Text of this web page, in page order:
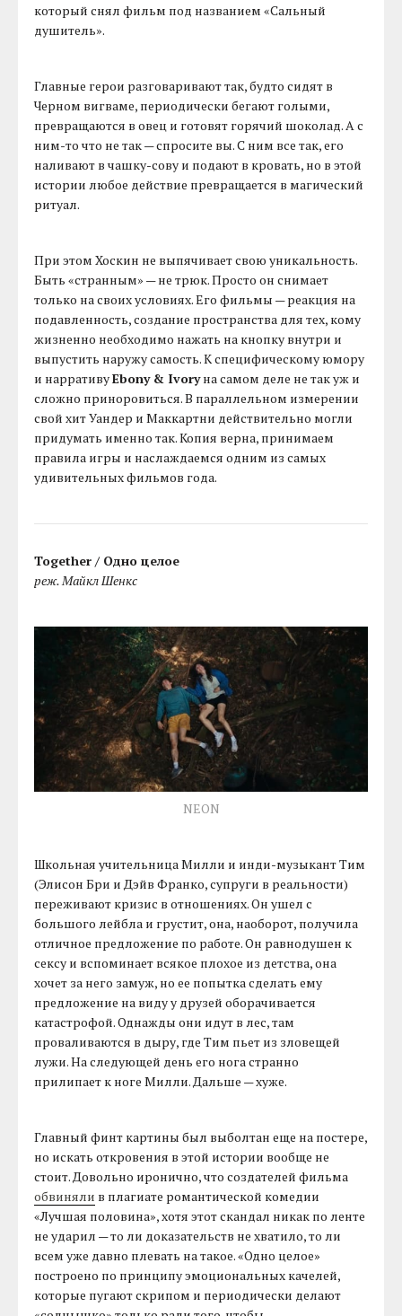
который снял фильм под названием «Сальный
душитель».
Главные герои разговаривают так, будто сидят в
Черном вигваме, периодически бегают голыми,
превращаются в овец и готовят горячий шоколад. А с
ним-то что не так — спросите вы. С ним все так, его
наливают в чашку-сову и подают в кровать, но в этой
истории любое действие превращается в магический
ритуал.
При этом Хоскин не выпячивает свою уникальность.
Быть «странным» — не трюк. Просто он снимает
только на своих условиях. Его фильмы — реакция на
подавленность, создание пространства для тех, кому
жизненно необходимо нажать на кнопку внутри и
выпустить наружу самость. К специфическому юмору
и нарративуEbony & Ivoryна самом деле не так уж и
сложно приноровиться. В параллельном измерении
свой хит Уандер и Маккартни действительно могли
придумать именно так. Копия верна, принимаем
правила игры и наслаждаемся одним из самых
удивительных фильмов года.
Together / Одно целое
реж. Майкл Шенкс
NEON
Школьная учительница Милли и инди-музыкант Тим
(Элисон Бри и Дэйв Франко, супруги в реальности)
переживают кризис в отношениях. Он ушел с
большого лейбла и грустит, она, наоборот, получила
отличное предложение по работе. Он равнодушен к
сексу и вспоминает всякое плохое из детства, она
хочет за него замуж, но ее попытка сделать ему
предложение на виду у друзей оборачивается
катастрофой. Однажды они идут в лес, там
проваливаются в дыру, где Тим пьет из зловещей
лужи. На следующей день его нога странно
прилипает к ноге Милли. Дальше — хуже.
Главный финт картины был выболтан еще на постере,
но искать откровения в этой истории вообще не
стоит. Довольно иронично, что создателей фильма
обвиняли в плагиате романтической комедии
«Лучшая половина», хотя этот скандал никак по ленте
не ударил — то ли доказательств не хватило, то ли
всем уже давно плевать на такое. «Одно целое»
построено по принципу эмоциональных качелей,
которые пугают скрипом и периодически делают